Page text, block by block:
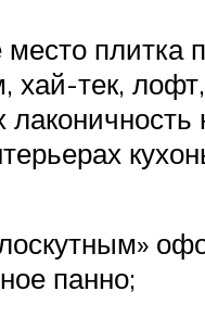
плитка
хай-тек,
панно;